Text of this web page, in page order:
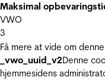
Maksimal
VWO
3
Få mere at vide om
_vwo_uuid_v2Denne
hjemmesidens